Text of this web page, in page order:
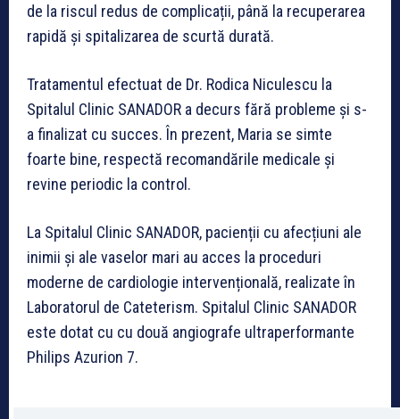
de la riscul redus de complicații, până la recuperarea
rapidă și spitalizarea de scurtă durată.
Tratamentul efectuat de Dr. Rodica Niculescu la
Spitalul Clinic SANADOR a decurs fără probleme și s-
a finalizat cu succes. În prezent, Maria se simte
foarte bine, respectă recomandările medicale și
revine periodic la control.
La Spitalul Clinic SANADOR, pacienții cu afecțiuni ale
inimii și ale vaselor mari au acces la proceduri
moderne de cardiologie intervențională, realizate în
Laboratorul de Cateterism. Spitalul Clinic SANADOR
este dotat cu cu două angiografe ultraperformante
Philips Azurion 7.